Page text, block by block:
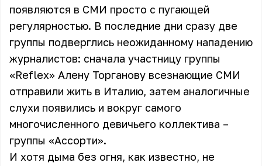
появляются в СМИ просто с пугающей
регулярностью. В последние дни сразу две
группы подверглись неожиданному нападению
журналистов: сначала участницу группы
«Reflex» Алену Торганову всезнающие СМИ
отправили жить в Италию, затем аналогичные
слухи появились и вокруг самого
многочисленного девичьего коллектива –
группы «Ассорти».
И хотя дыма без огня, как известно, не